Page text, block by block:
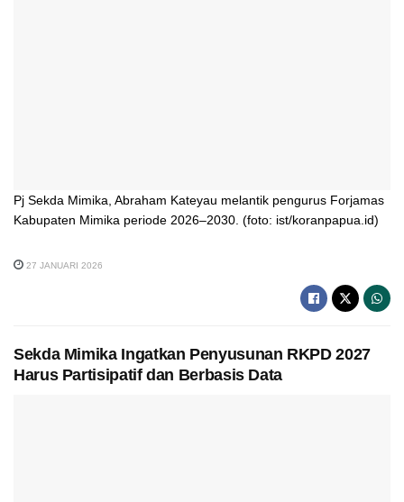
Pj Sekda Mimika, Abraham Kateyau melantik pengurus Forjamas
Kabupaten Mimika periode 2026–2030. (foto: ist/koranpapua.id)
27 JANUARI 2026
Sekda Mimika Ingatkan Penyusunan RKPD 2027
Harus Partisipatif dan Berbasis Data